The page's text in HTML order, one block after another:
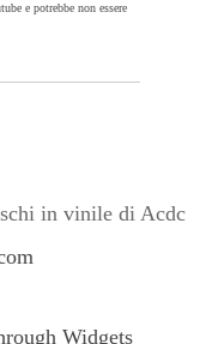
e potrebbe non essere
in vinile di Acdc
Widgets